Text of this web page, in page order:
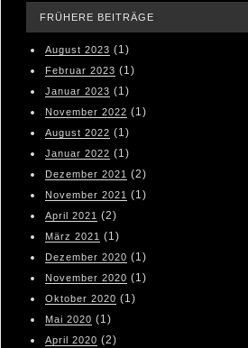
FRÜHERE BEITRÄGE
August 2023 (1)
Februar 2023 (1)
Januar 2023 (1)
November 2022 (1)
August 2022 (1)
Januar 2022 (1)
Dezember 2021 (2)
November 2021 (1)
April 2021 (2)
März 2021 (1)
Dezember 2020 (1)
November 2020 (1)
Oktober 2020 (1)
Mai 2020 (1)
April 2020 (2)